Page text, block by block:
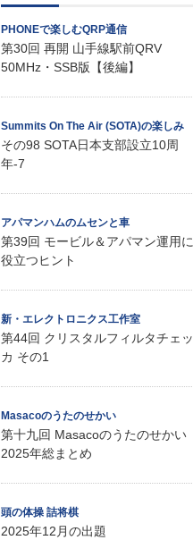
PHONEで楽しむQRP通信
第30回 再開 山手線駅前QRV
50MHz・SSB版【後編】
Summits On The Air (SOTA)の楽しみ
その98 SOTA日本支部設立10周
年-7
アパマンハムのムセンと車
第39回 モービル＆アパマン運用に
役立つヒント
新・エレクトロニクス工作室
第44回 クリスタルフィルタチェッ
カ その1
Masacoのうたのせかい
第十九回 Masacoのうたのせかい
2025年総まとめ
頭の体操 詰将棋
2025年12月の出題